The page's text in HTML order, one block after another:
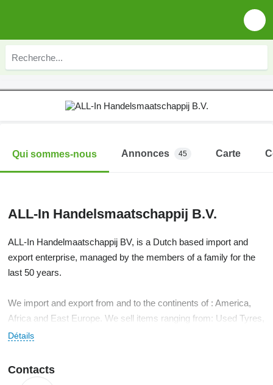
Qui sommes-nous Annonces 45 Carte
ALL-In Handelsmaatschappij B.V.
ALL-In Handelmaatschappij BV, is a Dutch based import and
export enterprise, managed by the members of a family for the
last 50 years.
We import and export from and to the continents of : America,
Africa and East Europe. We sell items ranging from: Used Tyres,
Trucks, Trailers, Crane and Eartmover Trucks, Light and Heavy
Garage Equipment, Ironworking Machinery, Woodworking
Machinery, Testing Machinery and ... much more.
Détails
Contacts